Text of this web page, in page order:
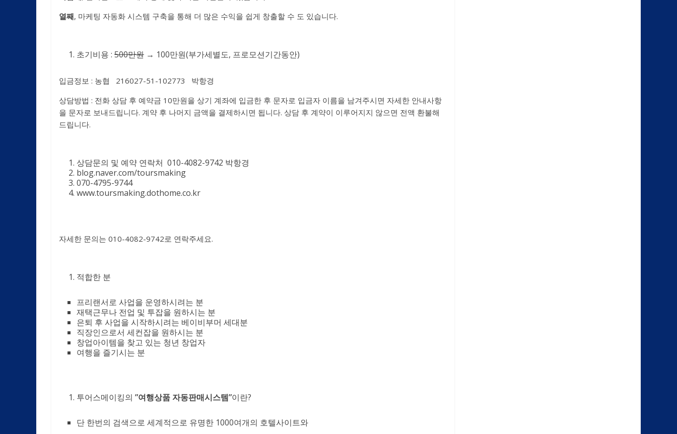
열째, 마케팅 자동화 시스템 구축을 통해 더 많은 수익을 쉽게 창출할 수 도 있습니다.
초기비용 : 500만원 → 100만원(부가세별도, 프로모션기간동안)
입금정보 : 농협 216027-51-102773 박항경
상담방법 : 전화 상담 후 예약금 10만원을 상기 계좌에 입금한 후 문자로 입금자 이름을 남겨주시면 자세한 안내사항
을 문자로 보내드립니다. 계약 후 나머지 금액을 결제하시면 됩니다. 상담 후 계약이 이루어지지 않으면 전액 환불해
드립니다.
상담문의 및 예약 연락처 010-4082-9742 박항경
blog.naver.com/toursmaking
070-4795-9744
www.toursmaking.dothome.co.kr
자세한 문의는 010-4082-9742로 연락주세요.
적합한 분
프리랜서로 사업을 운영하시려는 분
재택근무나 전업 및 투잡을 원하시는 분
은퇴 후 사업을 시작하시려는 베이비부머 세대분
직장인으로서 세컨잡을 원하시는 분
창업아이템을 찾고 있는 청년 창업자
여행을 즐기시는 분
투어스메이킹의 ”여행상품 자동판매시스템”이란?
단 한번의 검색으로 세계적으로 유명한 1000여개의 호텔사이트와